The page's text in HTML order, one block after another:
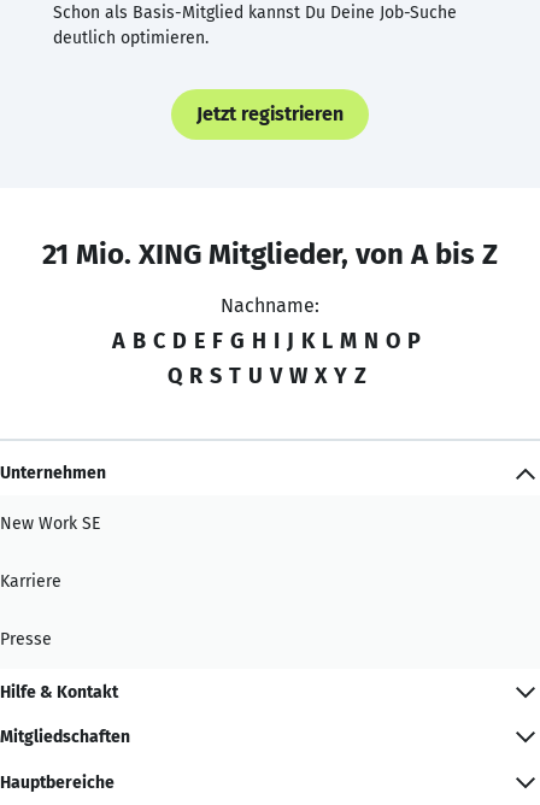
Schon als Basis-Mitglied kannst Du Deine Job-Suche
deutlich optimieren.
Jetzt registrieren
21 Mio. XING Mitglieder, von A bis Z
Nachname:
A B C D E F G H I J K L M N O P
Q R S T U V W X Y Z
Unternehmen
New Work SE
Karriere
Presse
Hilfe & Kontakt
Mitgliedschaften
Hauptbereiche